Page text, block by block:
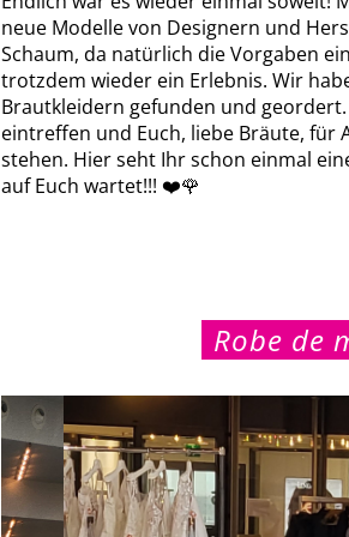
neue Modelle von Designern und
Schaum, da natürlich die Vorgaben
trotzdem wieder ein Erlebnis. Wir
Brautkleidern gefunden und
eintreffen und Euch, liebe Bräute, für
stehen. Hier seht Ihr schon einmal
auf Euch wartet!!! ❤️🌹
Robe de